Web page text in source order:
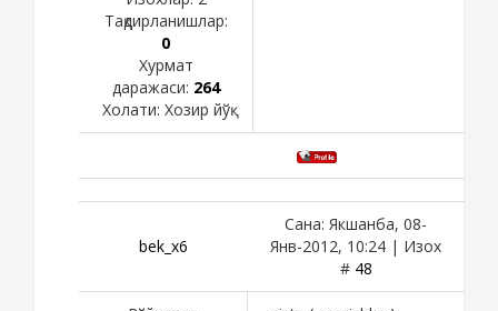
Тақдирланишлар:
0
Хурмат
даражаси: 264
Холати: Хозир йўқ
bek_x6
Сана: Якшанба, 08-
Янв-2012, 10:24 | Изох
# 48